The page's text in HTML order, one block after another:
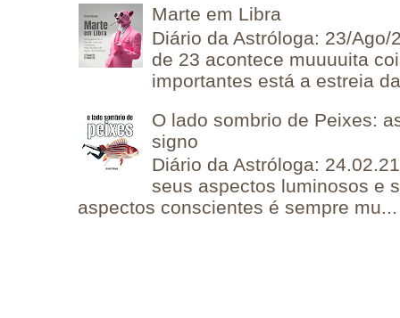
Marte em Libra
Diário da Astróloga: 23/
de 23 acontece muuuuita
importantes está a estreia
O lado sombrio de Peixes:
signo
Diário da Astróloga:
seus aspectos luminosos e
aspectos conscientes é sempre mu...